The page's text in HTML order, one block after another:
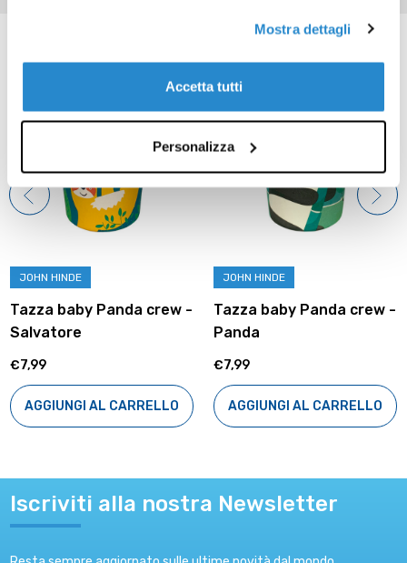
Mostra dettagli
Accetta tutti
Personalizza
JOHN HINDE
Tazza baby Panda crew -
Salvatore
€7,99
AGGIUNGI AL CARRELLO
JOHN HINDE
Tazza baby Panda crew -
Panda
€7,99
AGGIUNGI AL CARRELLO
Iscriviti alla nostra Newsletter